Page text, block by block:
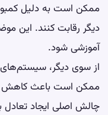
ممکن است به دلیل کمبود
دیگر رقابت کنند. این
آموزشی شود.
از سوی دیگر،
ممکن است باعث کاهش
چالش اصلی ایجاد